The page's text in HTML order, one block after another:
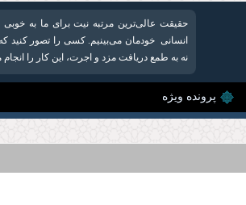
حقیقت عالی‌ترین مرتبه نیت برای ما به
انسانی خودمان می‌بینیم. كسی را تصور كنید
نه به طمع دریافت مزد و اجرت، این كار را
پرونده ویژه